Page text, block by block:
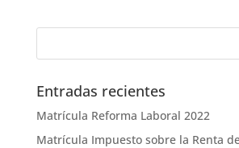
Entradas recientes
Matrícula Reforma Laboral 2022
Matrícula Impuesto sobre la Renta